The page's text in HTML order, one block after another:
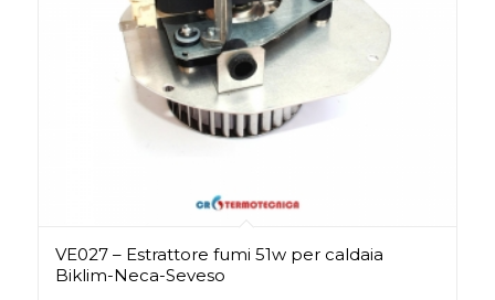
VE027 – Estrattore fumi 51w per caldaia
Biklim-Neca-Seveso